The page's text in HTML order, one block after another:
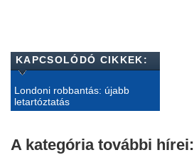
KAPCSOLÓDÓ CIKKEK:
Londoni robbantás: újabb
letartóztatás
A kategória további hírei: